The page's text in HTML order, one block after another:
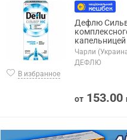
В избранное
Дефлю
Чарли
ДЕФЛЮ
от 153.00